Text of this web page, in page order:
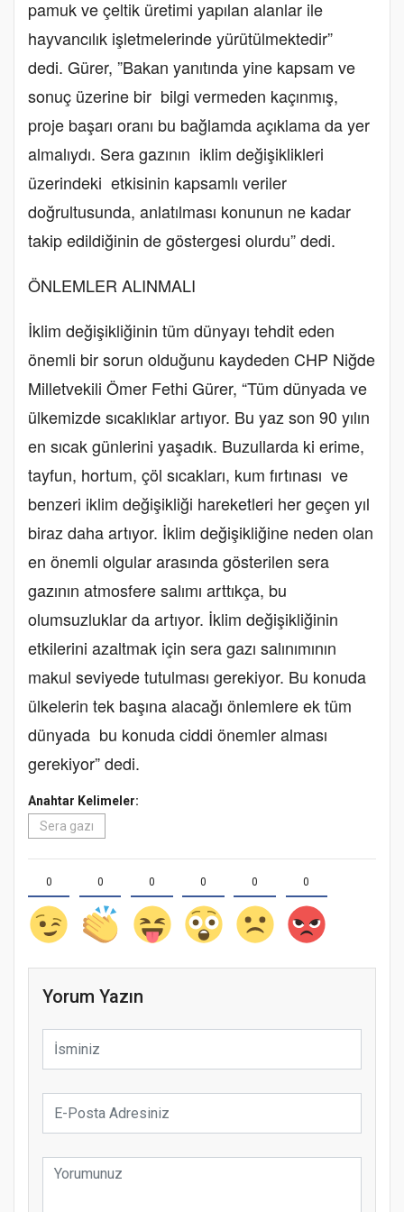
pamuk ve çeltik üretimi yapılan alanlar ile
hayvancılık işletmelerinde yürütülmektedir”
dedi. Gürer, ”Bakan yanıtında yine kapsam ve
sonuç üzerine bir bilgi vermeden kaçınmış,
proje başarı oranı bu bağlamda açıklama da yer
almalıydı. Sera gazının iklim değişiklikleri
üzerindeki etkisinin kapsamlı veriler
doğrultusunda, anlatılması konunun ne kadar
takip edildiğinin de göstergesi olurdu” dedi.
ÖNLEMLER ALINMALI
İklim değişikliğinin tüm dünyayı tehdit eden
önemli bir sorun olduğunu kaydeden CHP Niğde
Milletvekili Ömer Fethi Gürer, “Tüm dünyada ve
ülkemizde sıcaklıklar artıyor. Bu yaz son 90 yılın
en sıcak günlerini yaşadık. Buzullarda ki erime,
tayfun, hortum, çöl sıcakları, kum fırtınası ve
benzeri iklim değişikliği hareketleri her geçen yıl
biraz daha artıyor. İklim değişikliğine neden olan
en önemli olgular arasında gösterilen sera
gazının atmosfere salımı arttıkça, bu
olumsuzluklar da artıyor. İklim değişikliğinin
etkilerini azaltmak için sera gazı salınımının
makul seviyede tutulması gerekiyor. Bu konuda
ülkelerin tek başına alacağı önlemlere ek tüm
dünyada bu konuda ciddi önemler alması
gerekiyor” dedi.
Anahtar Kelimeler:
Sera gazı
0 0 0 0 0 0
Yorum Yazın